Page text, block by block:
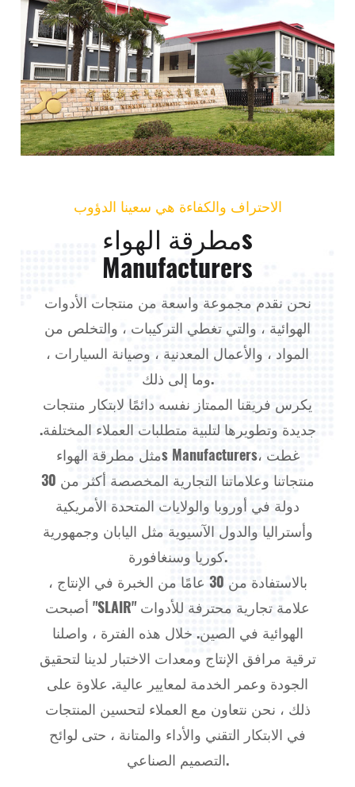
الاحتراف والكفاءة هي سعينا الدؤوب
مطرقة الهواءs
Manufacturers
نحن نقدم مجموعة واسعة من منتجات الأدوات
الهوائية ، والتي تغطي التركيبات ، والتخلص من
المواد ، والأعمال المعدنية ، وصيانة السيارات ،
وما إلى ذلك.
يكرس فريقنا الممتاز نفسه دائمًا لابتكار منتجات
جديدة وتطويرها لتلبية متطلبات العملاء المختلفة.
مثلمطرقة الهواءs Manufacturers، غطت
منتجاتنا وعلاماتنا التجارية المخصصة أكثر من 30
دولة في أوروبا والولايات المتحدة الأمريكية
وأستراليا والدول الآسيوية مثل اليابان وجمهورية
كوريا وسنغافورة.
بالاستفادة من 30 عامًا من الخبرة في الإنتاج ،
أصبحت "SLAIR" علامة تجارية محترفة للأدوات
الهوائية في الصين. خلال هذه الفترة ، واصلنا
ترقية مرافق الإنتاج ومعدات الاختبار لدينا لتحقيق
الجودة وعمر الخدمة لمعايير عالية. علاوة على
ذلك ، نحن نتعاون مع العملاء لتحسين المنتجات
في الابتكار التقني والأداء والمتانة ، حتى لوائح
التصميم الصناعي.